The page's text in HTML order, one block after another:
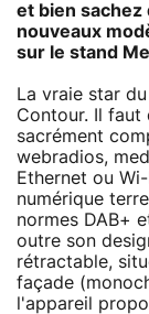
et bien sachez
nouveaux
sur le stand
La vraie star
Contour. Il
sacrément
webradios,
Ethernet ou
numérique
normes DAB+
outre son
rétractable,
façade
l'appareil